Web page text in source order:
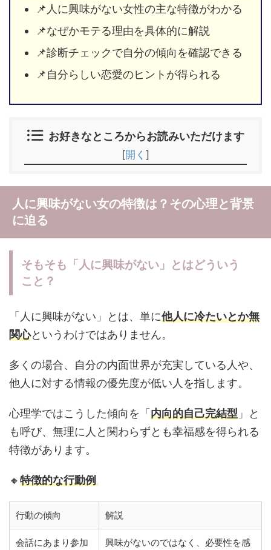
📌人に興味がない女性の主な特徴がわかる
📌なぜかモテる理由を具体的に解説
📌診断チェックで自分の傾向を確認できる
📌自分らしい恋愛のヒントが得られる
お好きなところからお読みいただけます
[開く ]
人に興味がない女の特徴は？その心理と背景
に迫る
そもそも「人に興味がない」とはどういう
こと？
「人に興味がない」とは、単に他人に冷たいとか無
関心というわけではありません。
多くの場合、自分の内面世界が充実している人や、
他人に対する情報の優先度が低い人を指します。
心理学ではこうした傾向を「内向的自己完結型 」と
も呼び、無理に人と関わらずとも幸福感を得られる
特徴があります。
🔸特徴的な行動例
行動の傾向 解説
会話にあまり参加
興味がないのではなく、必要性を感